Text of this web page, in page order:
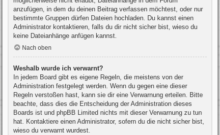
anzufügen, in dem du deinen Beitrag verfassen möchtest, oder nur
bestimmte Gruppen dürfen Dateien hochladen. Du kannst einen
Administrator kontaktieren, falls du dir nicht sicher bist, wieso du
keine Dateianhänge anfügen kannst.
Nach oben
Weshalb wurde ich verwarnt?
In jedem Board gibt es eigene Regeln, die meistens von der
Administration festgelegt werden. Wenn du gegen eine dieser
Regeln verstoßen hast, kann sie dir eine Verwarnung erteilen. Bitte
beachte, dass dies die Entscheidung der Administration dieses
Boards ist und phpBB Limited nichts mit dieser Verwarnung zu tun
hat. Kontaktiere einen Administrator, sofern du die nicht sicher bist,
wieso du verwarnt wurdest.